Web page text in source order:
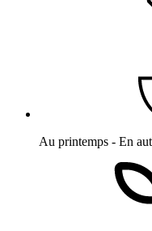
Au printemps - En